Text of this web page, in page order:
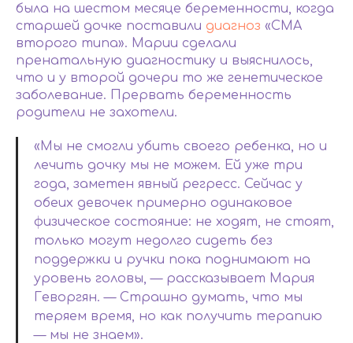
была на шестом месяце беременности, когда
старшей дочке поставили диагноз «СМА
второго типа». Марии сделали
пренатальную диагностику и выяснилось,
что и у второй дочери то же генетическое
заболевание. Прервать беременность
родители не захотели.
«Мы не смогли убить своего ребенка, но и
лечить дочку мы не можем. Ей уже три
года, заметен явный регресс. Сейчас у
обеих девочек примерно одинаковое
физическое состояние: не ходят, не стоят,
только могут недолго сидеть без
поддержки и ручки пока поднимают на
уровень головы, — рассказывает Мария
Геворгян. — Страшно думать, что мы
теряем время, но как получить терапию
— мы не знаем».